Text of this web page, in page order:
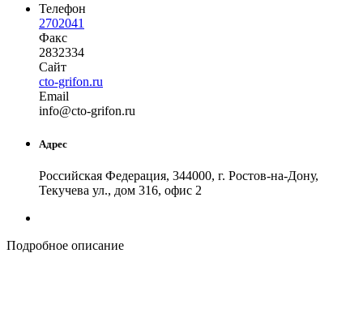
Телефон
2702041
Факс
2832334
Сайт
cto-grifon.ru
Email
info@cto-grifon.ru
Адрес
Российская Федерация, 344000, г. Ростов-на-Дону,
Текучева ул., дом 316, офис 2
Подробное описание